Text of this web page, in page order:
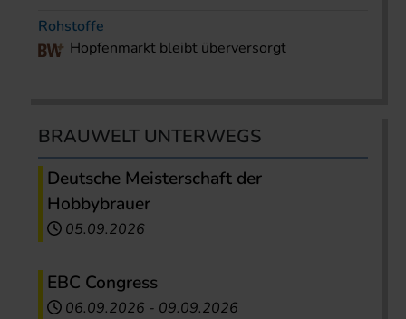
Rohstoffe
Hopfenmarkt bleibt überversorgt
BRAUWELT UNTERWEGS
Deutsche Meisterschaft der
Hobbybrauer
05.09.2026
EBC Congress
06.09.2026 - 09.09.2026